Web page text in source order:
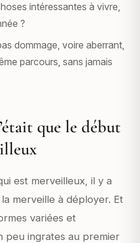
intéressantes à vivre,
?
dommage, voire aberrant,
parcours, sans jamais
que le début
est merveilleux, il y a
merveille à déployer. Et
variées et
peu ingrates au premier